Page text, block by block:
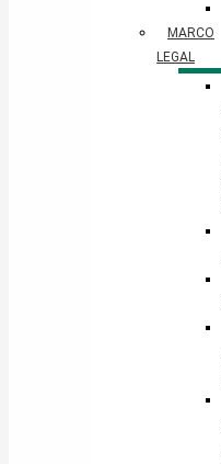
MARCO
LEGAL